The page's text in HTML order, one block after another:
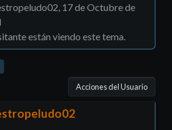
17 de Octubre de
están viendo este tema.
Acciones del Usuario